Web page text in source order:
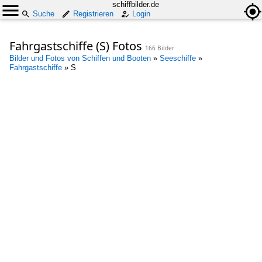
schiffbilder.de
Suche
Registrieren Login
Fahrgastschiffe (S) Fotos 166 Bilder
Bilder und Fotos von Schiffen und Booten » Seeschiffe »
Fahrgastschiffe » S